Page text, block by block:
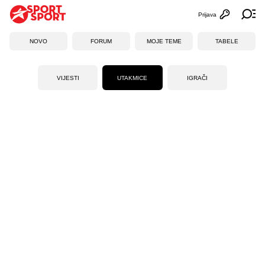
Otvori
Prijava
NOVO FORUM MOJE TEME TABELE
VIJESTI UTAKMICE IGRAČI